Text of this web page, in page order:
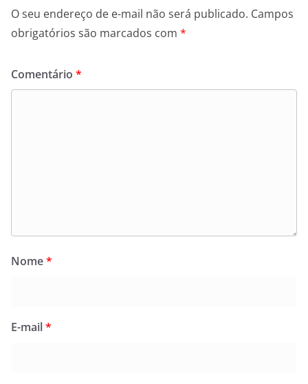
O seu endereço de e-mail não será publicado. Campos
obrigatórios são marcados com *
Comentário *
Nome*
E-mail*